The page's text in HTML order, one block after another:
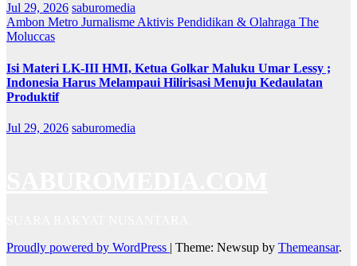
Jul 29, 2026 saburomedia
Ambon Metro Jurnalisme Aktivis Pendidikan & Olahraga The
Moluccas
Isi Materi LK-III HMI, Ketua Golkar Maluku Umar Lessy ;
Indonesia Harus Melampaui Hilirisasi Menuju Kedaulatan
Produktif
Jul 29, 2026 saburomedia
Proudly powered by WordPress | Theme: Newsup by Themeansar.